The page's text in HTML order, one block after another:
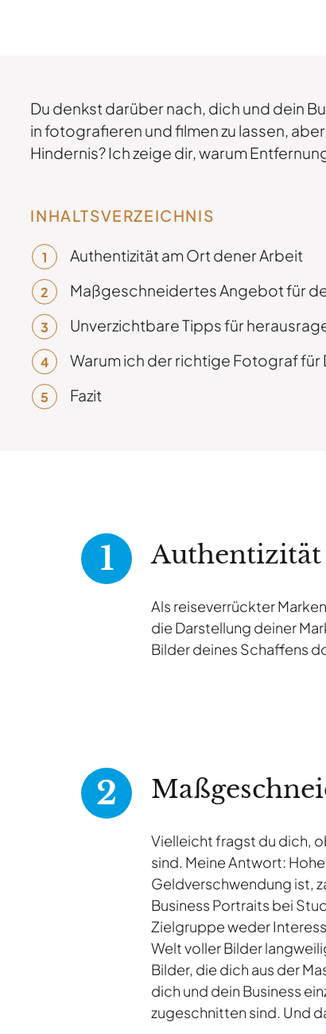
Du denkst darüber nach, dich und dein
in fotografieren und filmen zu lassen,
Hindernis? Ich zeige dir, warum
INHALTSVERZEICHNIS
Authentizität am Ort dener Arbeit
Maßgeschneidertes Angebot für
Unverzichtbare Tipps für
Warum ich derrichtige Fotograffür
Fazit
Als reiseverrückter
die Darstellung deiner
Bilder deines Schaffens
Vielleicht fragst du dich,
sind. Meine Antwort:
Geldverschwendung ist,
Business Portraits bei
Zielgruppe weder
Welt voller Bilder
Bilder, die dich aus der
dich und dein Business
zugeschnitten sind. Und